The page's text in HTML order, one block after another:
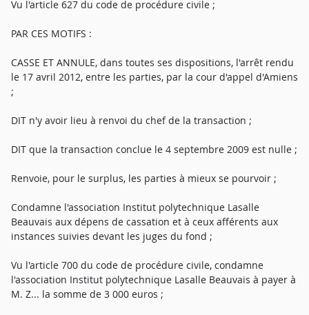
Vu l'article 627 du code de procédure civile ;
PAR CES MOTIFS :
CASSE ET ANNULE, dans toutes ses dispositions, l'arrêt rendu
le 17 avril 2012, entre les parties, par la cour d'appel d'Amiens
;
DIT n'y avoir lieu à renvoi du chef de la transaction ;
DIT que la transaction conclue le 4 septembre 2009 est nulle ;
Renvoie, pour le surplus, les parties à mieux se pourvoir ;
Condamne l'association Institut polytechnique Lasalle
Beauvais aux dépens de cassation et à ceux afférents aux
instances suivies devant les juges du fond ;
Vu l'article 700 du code de procédure civile, condamne
l'association Institut polytechnique Lasalle Beauvais à payer à
M. Z... la somme de 3 000 euros ;